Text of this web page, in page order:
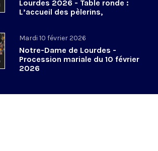
Lourdes 2026 - Table ronde :
L’accueil des pèlerins,
Mardi 10 février 2026
Notre-Dame de Lourdes -
Procession mariale du 10 février
2026